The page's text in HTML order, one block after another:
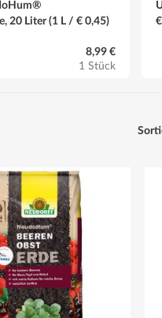
20 Liter (1 L / € 0,45)
8,99 €
1 Stück